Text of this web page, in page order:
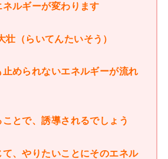
ルギーが変わります
（らいてんたいそう）
められないエネルギーが流れ
とで、誘導されるでしょう
、やりたいことにそのエネル